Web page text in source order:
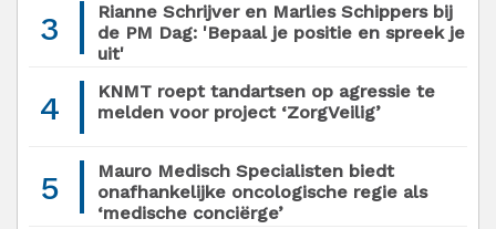
3
Rianne Schrijver en Marlies Schippers bij
de PM Dag: 'Bepaal je positie en spreek je
uit'
4
KNMT roept tandartsen op agressie te
melden voor project ‘ZorgVeilig’
5
Mauro Medisch Specialisten biedt
onafhankelijke oncologische regie als
‘medische conciërge’